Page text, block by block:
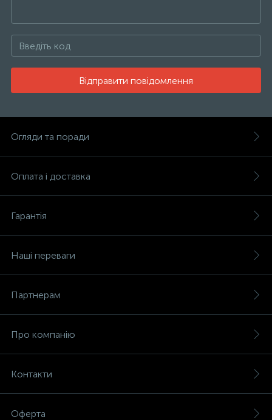
Відправити повідомлення
Огляди та поради
Оплата і доставка
Гарантія
Наші переваги
Партнерам
Про компанію
Контакти
Оферта